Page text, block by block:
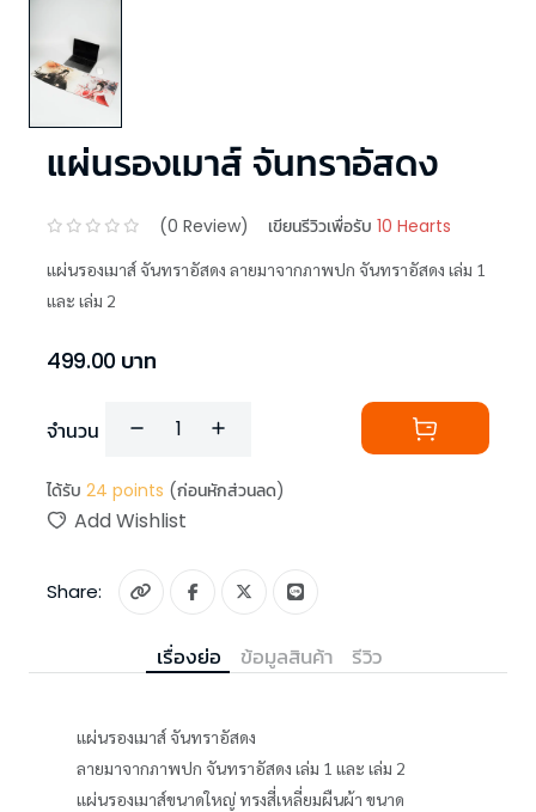
แผ่นรองเมาส์ จันทราอัสดง
(0 Review) เขียนรีวิวเพื่อรับ 10 Hearts
แผ่นรองเมาส์ จันทราอัสดง ลายมาจากภาพปก จันทราอัสดง เล่ม 1
และ เล่ม 2
499.00 บาท
จำนวน
ได้รับ 24 points (ก่อนหักส่วนลด)
Add Wishlist
Share:
เรื่องย่อ ข้อมูลสินค้า รีวิว
แผ่นรองเมาส์ จันทราอัสดง
ลายมาจากภาพปก จันทราอัสดง เล่ม 1 และ เล่ม 2
แผ่นรองเมาส์ขนาดใหญ่ ทรงสี่เหลี่ยมผืนผ้า ขนาด